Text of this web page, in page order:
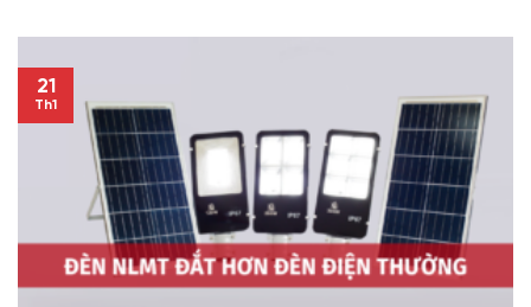
21
Th1